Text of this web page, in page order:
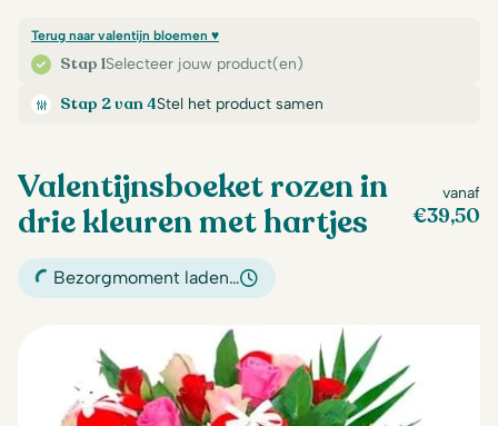
Stap 1Selecteer jouw product(en)
Terug naar valentijn bloemen ♥
Stap 2 van 4Stel het product samen
Valentijnsboeket rozen in
drie kleuren met hartjes
vanaf
€39,50
Bezorgmoment laden…